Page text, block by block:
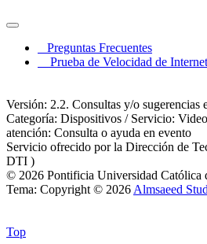
Preguntas Frecuentes
Prueba de Velocidad de Internet
Versión: 2.2. Consultas y/o sugerencias
Categoría: Dispositivos / Servicio:
atención: Consulta o ayuda en evento
Servicio ofrecido por la Dirección de
DTI )
© 2026 Pontificia Universidad Católica
Tema: Copyright © 2026 Almsaeed
Top